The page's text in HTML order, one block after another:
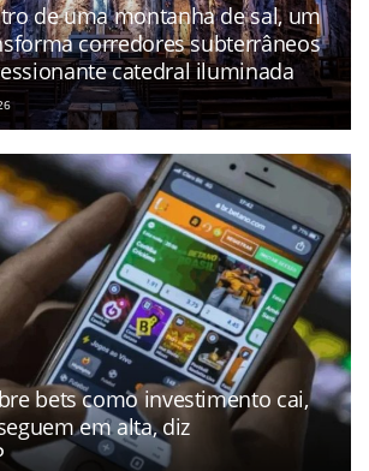
de uma montanha de sal, um
corredores subterrâneos
catedral iluminada
bets como investimento cai,
em alta, diz